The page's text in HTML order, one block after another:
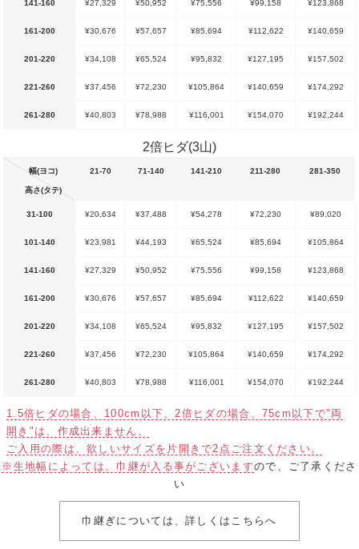
141-160 ¥27,329 ¥50,952 ¥75,556 ¥99,158 ¥123,868
161-200 ¥30,676 ¥57,657 ¥85,694 ¥112,622 ¥140,659
201-220 ¥34,108 ¥65,524 ¥95,832 ¥127,195 ¥157,502
221-260 ¥37,456 ¥72,230 ¥105,864 ¥140,659 ¥174,292
261-280 ¥40,803 ¥78,988 ¥116,001 ¥154,070 ¥192,244
2倍ヒダ(3山)
幅(ヨコ)
高さ(タテ)
21-70 71-140 141-210 211-280 281-350
31-100 ¥20,634 ¥37,488 ¥54,278 ¥72,230 ¥89,020
101-140 ¥23,981 ¥44,193 ¥65,524 ¥85,694 ¥105,864
141-160 ¥27,329 ¥50,952 ¥75,556 ¥99,158 ¥123,868
161-200 ¥30,676 ¥57,657 ¥85,694 ¥112,622 ¥140,659
201-220 ¥34,108 ¥65,524 ¥95,832 ¥127,195 ¥157,502
221-260 ¥37,456 ¥72,230 ¥105,864 ¥140,659 ¥174,292
261-280 ¥40,803 ¥78,988 ¥116,001 ¥154,070 ¥192,244
1.5倍ヒダの場合、100cm以下、2倍ヒダの場合、75cm以下で"両
開き"は、作成出来ません。
ご入用の際は、欲しいサイズを片開きで2点ご注文ください。
※生地幅によっては、巾継が入る事がございますので、ご了承くださ
い
巾継ぎについては、詳しくはこちらへ